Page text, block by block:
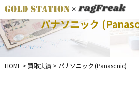
パナソニック
HOME > 買取実績 > パナソニック (Panasonic)